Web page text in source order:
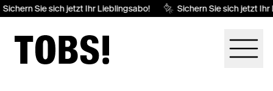
Sichern Sie sich jetzt Ihr Lieblingsabo! Sichern Sie sich jetzt Ihr